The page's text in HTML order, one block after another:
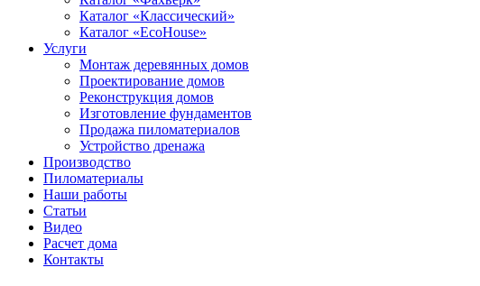
Каталог «Классический»
Каталог «EcoHouse»
Услуги
Монтаж деревянных домов
Проектирование домов
Реконструкция домов
Изготовление фундаментов
Продажа пиломатериалов
Устройство дренажа
Производство
Пиломатериалы
Наши работы
Статьи
Видео
Расчет дома
Контакты